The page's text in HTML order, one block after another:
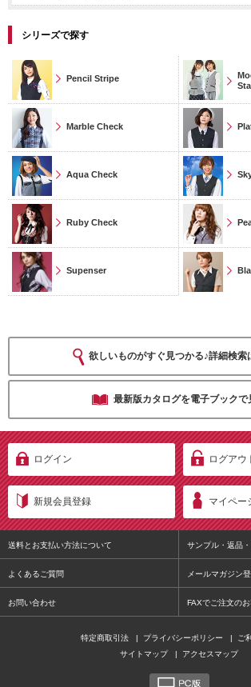
シリーズで探す
Pencil Stripe
Marble Check
Aqua Check
Ruby Check
Supenser
欲しいものがすぐ見つかる♪詳細検索
最新版カタログを電子ブックで
ログイン ログアウ
新規会員登録 マイペー
送料とお支払い方法について サンプル・返品
よくあるご質問 メールマガジン
お問い合わせ FAXでご注文の
特定商取引法 | プライバシーポリシー |
ご
サイトマップ
| アクセスマップ